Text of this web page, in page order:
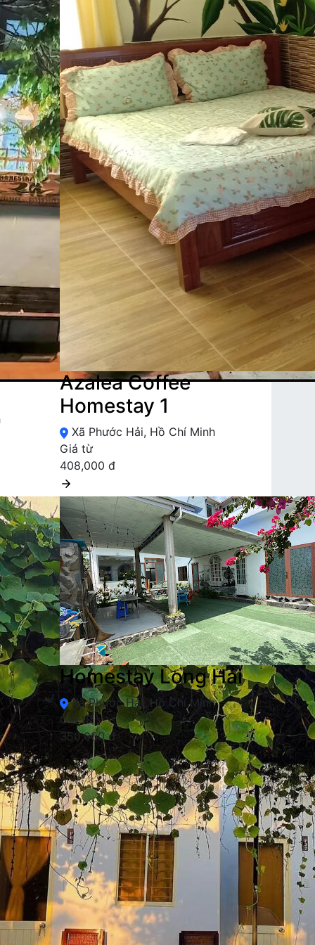
Azalea Coffee
Homestay 1
Xã Phước Hải, Hồ Chí Minh
Giá từ
408,000 đ
Homestay Long Hải
Xã Phước Hải, Hồ Chí Minh
Giá từ
350,000 đ